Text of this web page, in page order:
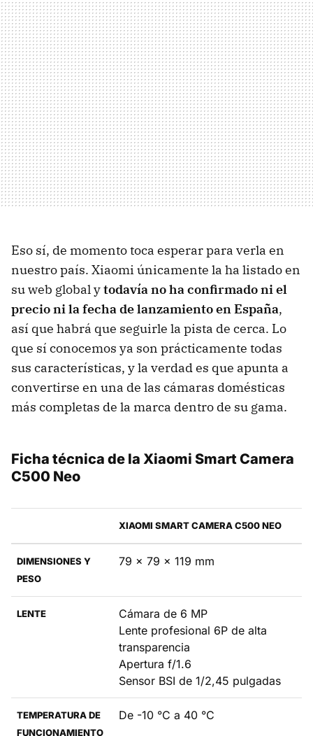
Eso sí, de momento toca esperar para verla en
nuestro país. Xiaomi únicamente la ha listado en
su web global ytodavía no ha confirmado ni el
precio ni la fecha de lanzamiento en España,
así que habrá que seguirle la pista de cerca. Lo
que sí conocemos ya son prácticamente todas
sus características, y la verdad es que apunta a
convertirse en una de las cámaras domésticas
más completas de la marca dentro de su gama.
Ficha técnica de la Xiaomi Smart Camera
C500 Neo
XIAOMI SMART CAMERA C500 NEO
DIMENSIONES Y
PESO
79 x 79 x 119 mm
LENTE
Cámara de 6 MP
Lente profesional 6P de alta
transparencia
Apertura f/1.6
Sensor BSI de 1/2,45 pulgadas
TEMPERATURA DE
FUNCIONAMIENTO
De -10 °C a 40 °C